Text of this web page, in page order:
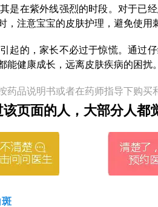
是在紫外线强烈的时段。对于已
，注意宝宝的皮肤护理，避免使用
起的，家长不必过于惊慌。通过
健康成长，远离皮肤疾病的困扰。
药品说明书或者在药师指导下购买
该页面的人，大部分人都
斑